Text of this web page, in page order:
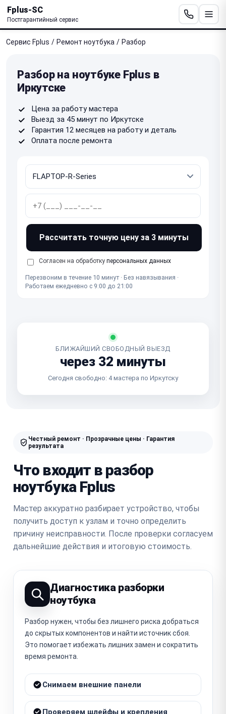
Fplus-SC
Постгарантийный сервис
Сервис Fplus / Ремонт ноутбука / Разбор
Разбор на ноутбуке Fplus в
Иркутске
Цена за работу мастера
Выезд за 45 минут по Иркутске
Гарантия 12 месяцев на работу и деталь
Оплата после ремонта
Рассчитать точную цену за 3 минуты
Согласен на обработку персональных данных
Перезвоним в течение 10 минут · Без навязывания ·
Работаем ежедневно с 9:00 до 21:00
БЛИЖАЙШИЙ СВОБОДНЫЙ ВЫЕЗД
через 32 минуты
Сегодня свободно: 4 мастера по Иркутску
Честный ремонт · Прозрачные цены · Гарантия
результата
Что входит в разбор
ноутбука Fplus
Мастер аккуратно разбирает устройство, чтобы
получить доступ к узлам и точно определить
причину неисправности. После проверки согласуем
дальнейшие действия и итоговую стоимость.
Диагностика разборки
ноутбука
Разбор нужен, чтобы без лишнего риска добраться
до скрытых компонентов и найти источник сбоя.
Это помогает избежать лишних замен и сократить
время ремонта.
Снимаем внешние панели
Проверяем шлейфы и крепления